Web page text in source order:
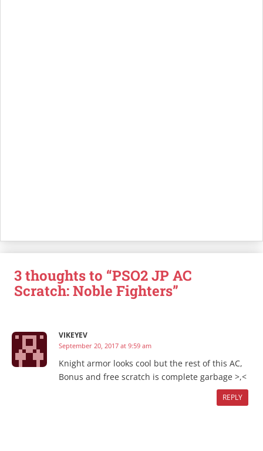
3 thoughts to “PSO2 JP AC
Scratch: Noble Fighters”
VIKEYEV
September 20, 2017 at 9:59 am
Knight armor looks cool but the rest of this AC,
Bonus and free scratch is complete garbage >,<
REPLY